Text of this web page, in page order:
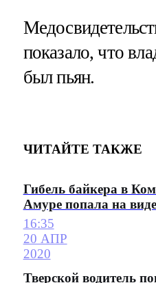
показало, что
был пьян.
ЧИТАЙТЕ ТАКЖЕ
Гибель байкера в
Амуре попала на
16:35
20 АПР
2020
Тверской водитель